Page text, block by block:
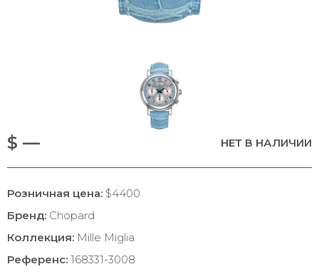
$ — НЕТ В НАЛИЧИИ
Розничная цена: $4400
Бренд: Chopard
Коллекция: Mille Miglia
Референс: 168331-3008